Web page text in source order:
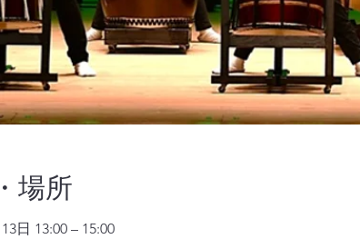
場所
日 13:00 – 15:00